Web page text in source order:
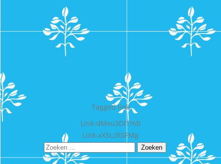
Taggedlink
Bericht
navigatie
Link-dMxu3DITmB
Link-xXSLzR0FMg
Zoeken
naar: